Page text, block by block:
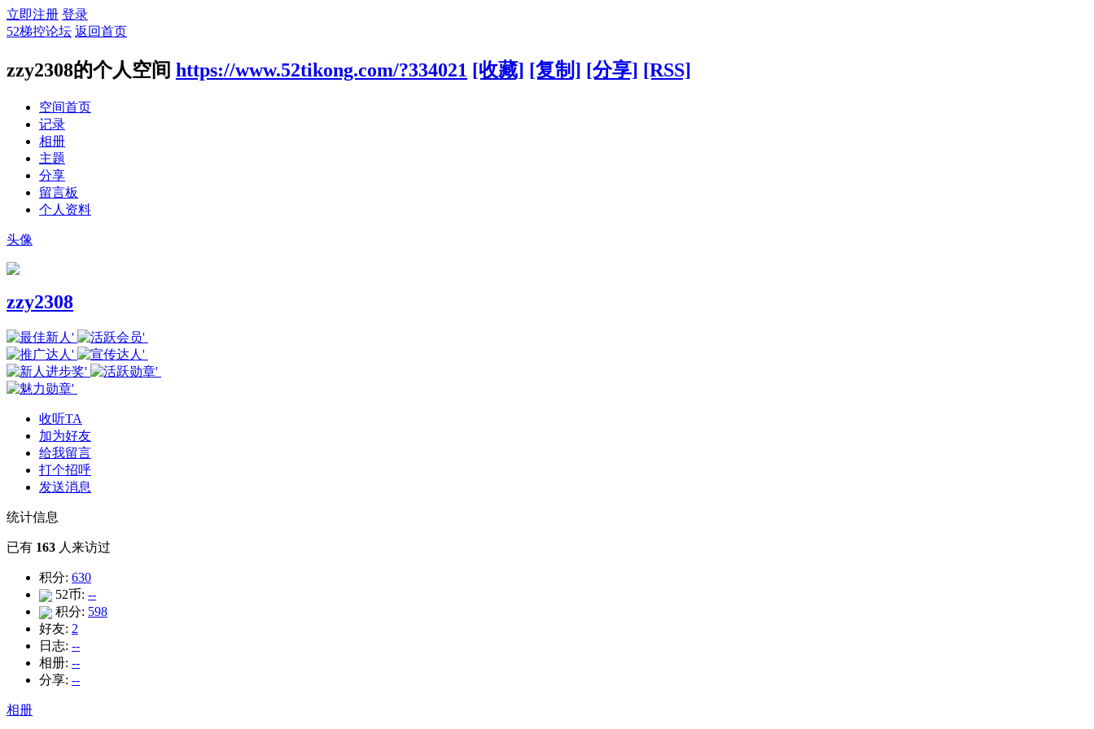
立即注册 登录
52梯控论坛 返回首页
zzy2308的个人空间 https://www.52tikong.com/?334021 [收藏] [复制] [分享] [RSS]
空间首页
记录
相册
主题
分享
留言板
个人资料
头像
zzy2308
收听TA
加为好友
给我留言
打个招呼
发送消息
统计信息
已有 163 人来访过
积分: 630
52币: --
积分: 598
好友: 2
日志: --
相册: --
分享: --
相册